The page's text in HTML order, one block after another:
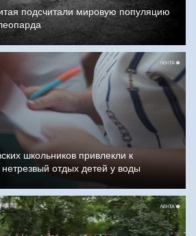
подсчитали мировую популяцию
школьников привлекли к
нетрезвый отдых детей у воды